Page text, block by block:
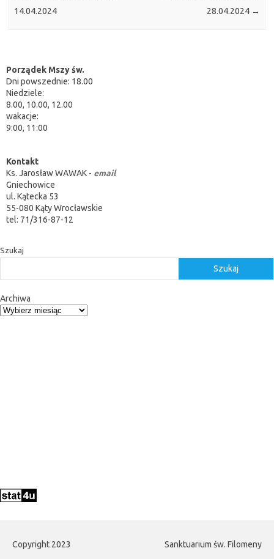
14.04.2024
28.04.2024 →
Porządek Mszy św.
Dni powszednie: 18.00
Niedziele:
8.00, 10.00, 12.00
wakacje:
9:00, 11:00
Kontakt
Ks. Jarosław WAWAK - email
Gniechowice
ul. Kątecka 53
55-080 Kąty Wrocławskie
tel: 71/316-87-12
Szukaj
Szukaj
Archiwa
Copyright 2023 Sanktuarium św. Filomeny